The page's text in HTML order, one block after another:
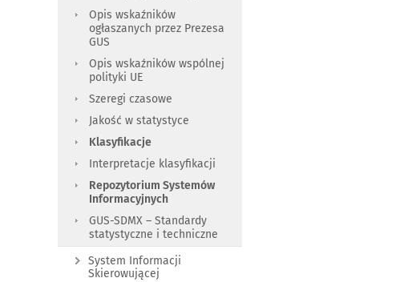
Opis wskaźników
ogłaszanych przez Prezesa
GUS
Opis wskaźników wspólnej
polityki UE
Szeregi czasowe
Jakość w statystyce
Klasyfikacje
Interpretacje klasyfikacji
Repozytorium Systemów
Informacyjnych
GUS-SDMX – Standardy
statystyczne i techniczne
System Informacji
Skierowującej